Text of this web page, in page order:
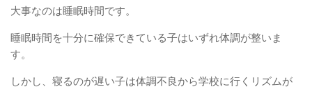
大事なのは睡眠時間です。
睡眠時間を十分に確保できている子はいずれ体調が整いま
す。
しかし、寝るのが遅い子は体調不良から学校に行くリズムが